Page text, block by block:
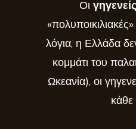
Οι
λόγια, η Ελλάδα
κομμάτι του
Ωκεανία), οι
κάθε